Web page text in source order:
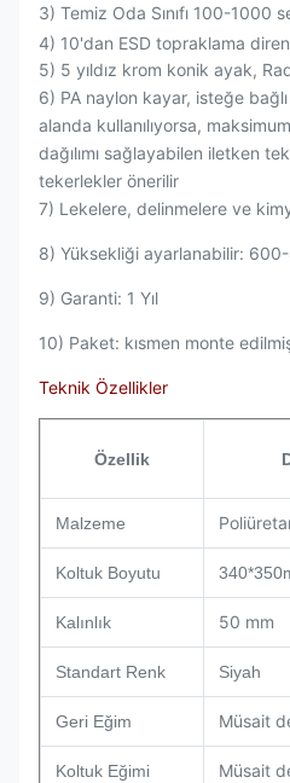
3) Temiz Oda Sınıfı 100-1000
4) 10'dan ESD topraklama
5) 5 yıldız krom konik ayak,
6) PA naylon kayar, isteğe
alanda kullanılıyorsa,
dağılımı sağlayabilen iletken
tekerlekler önerilir
7) Lekelere, delinmelere ve
8) Yüksekliği ayarlanabilir:
9) Garanti: 1 Yıl
10) Paket: kısmen monte
Teknik Özellikler
Özellik
Malzeme
Koltuk Boyutu
Kalınlık 50 mm
Standart Renk Siyah
Geri Eğim Müsait
Koltuk Eğimi Müsait